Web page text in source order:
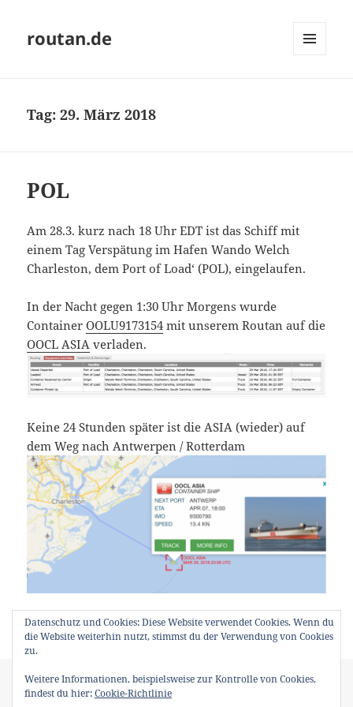
routan.de
Tag:29. März 2018
POL
Am 28.3. kurz nach 18 Uhr EDT ist das Schiff mit
einem Tag Verspätung im Hafen Wando Welch
Charleston, dem Port of Load‘ (POL), eingelaufen.
In der Nacht gegen 1:30 Uhr Morgens wurde
ContainerOOLU9173154mit unserem Routan auf die
OOCL ASIA verladen.
Keine 24 Stunden später ist die ASIA (wieder) auf
dem Weg nach Antwerpen / Rotterdam
hier geht’s zum ->Tracking
Veröffentlicht
am
29. März 2018 Kategorien
Transport Schlagwörter
Port of Load,South Carolina
Ports,Wando Welch Terminal
Datenschutz und Cookies: Diese Website verwendet Cookies. Wenn du
die Website weiterhin nutzt, stimmst du der Verwendung von Cookies
zu.
Weitere Informationen, beispielsweise zur Kontrolle von Cookies,
findest du hier:Cookie-Richtlinie